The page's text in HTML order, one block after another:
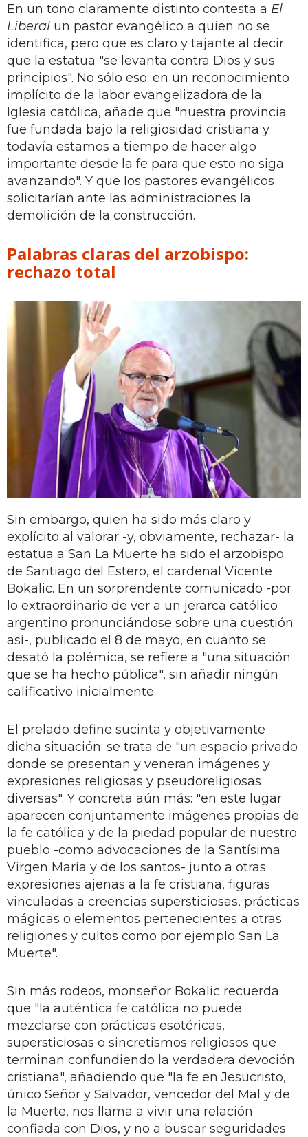
En un tono claramente distinto contesta a El
Liberal un pastor evangélico a quien no se
identifica, pero que es claro y tajante al decir
que la estatua "se levanta contra Dios y sus
principios". No sólo eso: en un reconocimiento
implícito de la labor evangelizadora de la
Iglesia católica, añade que "nuestra provincia
fue fundada bajo la religiosidad cristiana y
todavía estamos a tiempo de hacer algo
importante desde la fe para que esto no siga
avanzando". Y que los pastores evangélicos
solicitarían ante las administraciones la
demolición de la construcción.
Palabras claras del arzobispo:
rechazo total
Sin embargo, quien ha sido más claro y
explícito al valorar -y, obviamente, rechazar- la
estatua a San La Muerte ha sido el arzobispo
de Santiago del Estero, el cardenal Vicente
Bokalic. En un sorprendente comunicado -por
lo extraordinario de ver a un jerarca católico
argentino pronunciándose sobre una cuestión
así-, publicado el 8 de mayo, en cuanto se
desató la polémica, se refiere a "una situación
que se ha hecho pública", sin añadir ningún
calificativo inicialmente.
El prelado define sucinta y objetivamente
dicha situación: se trata de "un espacio privado
donde se presentan y veneran imágenes y
expresiones religiosas y pseudoreligiosas
diversas". Y concreta aún más: "en este lugar
aparecen conjuntamente imágenes propias de
la fe católica y de la piedad popular de nuestro
pueblo -como advocaciones de la Santísima
Virgen María y de los santos- junto a otras
expresiones ajenas a la fe cristiana, figuras
vinculadas a creencias supersticiosas, prácticas
mágicas o elementos pertenecientes a otras
religiones y cultos como por ejemplo San La
Muerte".
Sin más rodeos, monseñor Bokalic recuerda
que "la auténtica fe católica no puede
mezclarse con prácticas esotéricas,
supersticiosas o sincretismos religiosos que
terminan confundiendo la verdadera devoción
cristiana", añadiendo que "la fe en Jesucristo,
único Señor y Salvador, vencedor del Mal y de
la Muerte, nos llama a vivir una relación
confiada con Dios, y no a buscar seguridades